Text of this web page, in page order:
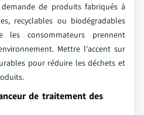
de produits fabriqués à
recyclables ou biodégradables
les consommateurs prennent
Mettre l'accent sur
pour réduire les déchets et
de traitement des